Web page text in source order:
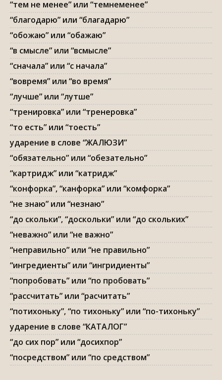
“тем не менее” или “темнеменее”
“благодарю” или “благадарю”
“обожаю” или “обажаю”
“в смысле” или “всмысле”
“сначала” или “с начала”
“вовремя” или “во время”
“лучше” или “лутше”
“тренировка” или “тренеровка”
“то есть” или “тоесть”
ударение в слове “ЖАЛЮЗИ”
“обязательно” или “обезательно”
“картридж” или “катридж”
“конфорка”, “канфорка” или “комфорка”
“не знаю” или “незнаю”
“до скольки”, “доскольки” или “до скольких”
“неважно” или “не важно”
“неправильно” или “не правильно”
“ингредиенты” или “ингридиенты”
“попробовать” или “по пробовать”
“рассчитать” или “расчитать”
“потихоньку”, “по тихоньку” или “по-тихоньку”
ударение в слове “КАТАЛОГ”
“до сих пор” или “досихпор”
“посредством” или “по средством”